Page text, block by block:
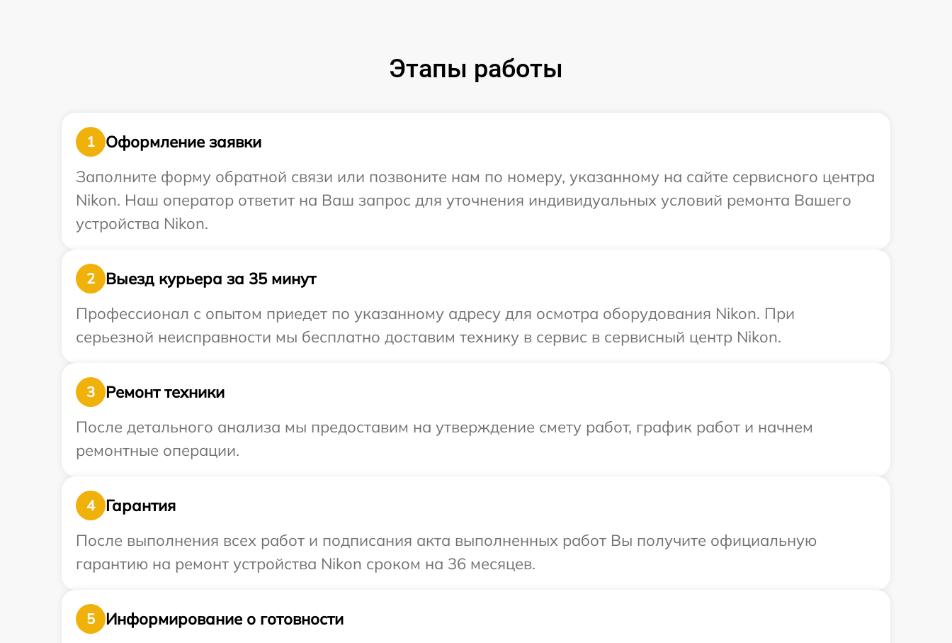
Этапы работы
1
Оформление заявки
Заполните форму обратной связи или позвоните нам по номеру, указанному на сайте сервисного центра
Nikon. Наш оператор ответит на Ваш запрос для уточнения индивидуальных условий ремонта Вашего
устройства Nikon.
2
Выезд курьера за 35 минут
Профессионал с опытом приедет по указанному адресу для осмотра оборудования Nikon. При
серьезной неисправности мы бесплатно доставим технику в сервис в сервисный центр Nikon.
3
Ремонт техники
После детального анализа мы предоставим на утверждение смету работ, график работ и начнем
ремонтные операции.
4
Гарантия
После выполнения всех работ и подписания акта выполненных работ Вы получите официальную
гарантию на ремонт устройства Nikon сроком на 36 месяцев.
5
Информирование о готовности